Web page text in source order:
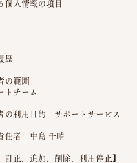
個人情報の項目
歴
の範囲
トチーム
の利用目的 サポートサービス
任者 中島 千晴
訂正、追加、削除、利用停止】